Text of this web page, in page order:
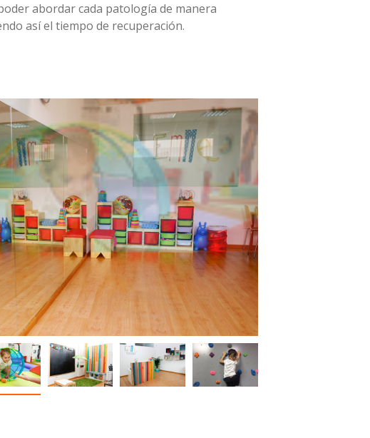
abordar cada patología de manera
así el tiempo de recuperación.